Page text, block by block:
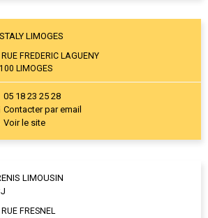
LIMOGES
FREDERIC LAGUENY
LIMOGES
05 18 23 25 28
Contacter par email
Voir le site
LIMOUSIN
FRESNEL